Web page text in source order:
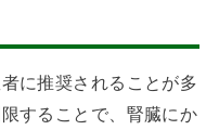
に推奨されることが多
することで、腎臓にか